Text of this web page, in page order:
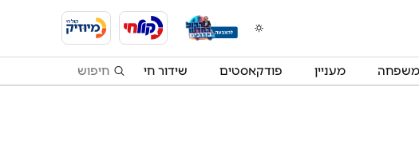
משפחה מעניין פודקאסטים שידור חי